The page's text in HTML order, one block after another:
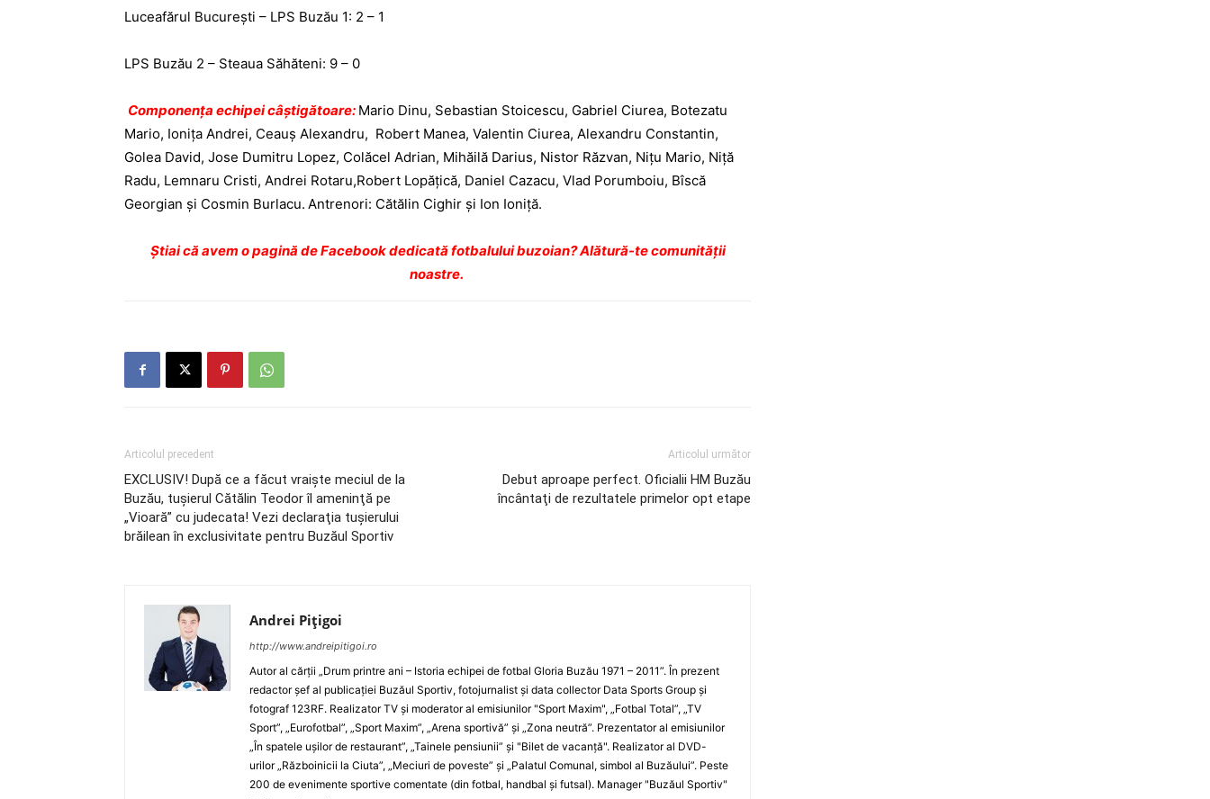
Luceafărul Bucureşti – LPS Buzău 1: 2 – 1
LPS Buzău 2 – Steaua Săhăteni: 9 – 0
Componenţa echipei câştigătoare: Mario Dinu, Sebastian Stoicescu, Gabriel Ciurea, Botezatu
Mario, Ioniţa Andrei, Ceauş Alexandru, Robert Manea, Valentin Ciurea, Alexandru Constantin,
Golea David, Jose Dumitru Lopez, Colăcel Adrian, Mihăilă Darius, Nistor Răzvan, Niţu Mario, Niţă
Radu, Lemnaru Cristi, Andrei Rotaru,Robert Lopăţică, Daniel Cazacu, Vlad Porumboiu, Bîscă
Georgian şi Cosmin Burlacu. Antrenori: Cătălin Cighir şi Ion Ioniţă.
Ştiai că avem o pagină de Facebook dedicată fotbalului buzoian? Alătură-te comunității
noastre.
Articolul precedent
EXCLUSIV! După ce a făcut vraişte meciul de la
Buzău, tuşierul Cătălin Teodor îl ameninţă pe
„Vioară” cu judecata! Vezi declaraţia tuşierului
brăilean în exclusivitate pentru Buzăul Sportiv
Articolul următor
Debut aproape perfect. Oficialii HM Buzău
încântaţi de rezultatele primelor opt etape
Andrei Pițigoi
http://www.andreipitigoi.ro
Autor al cărţii „Drum printre ani – Istoria echipei de fotbal Gloria Buzău 1971 – 2011”. În prezent
redactor şef al publicaţiei Buzăul Sportiv, fotojurnalist şi data collector Data Sports Group şi
fotograf 123RF. Realizator TV şi moderator al emisiunilor "Sport Maxim", „Fotbal Total”, „TV
Sport”, „Eurofotbal”, „Sport Maxim”, „Arena sportivă” şi „Zona neutră”. Prezentator al emisiunilor
„În spatele uşilor de restaurant”, „Tainele pensiunii” şi "Bilet de vacanţă". Realizator al DVD-
urilor „Războinicii la Ciuta”, „Meciuri de poveste” şi „Palatul Comunal, simbol al Buzăului”. Peste
200 de evenimente sportive comentate (din fotbal, handbal şi futsal). Manager "Buzăul Sportiv"